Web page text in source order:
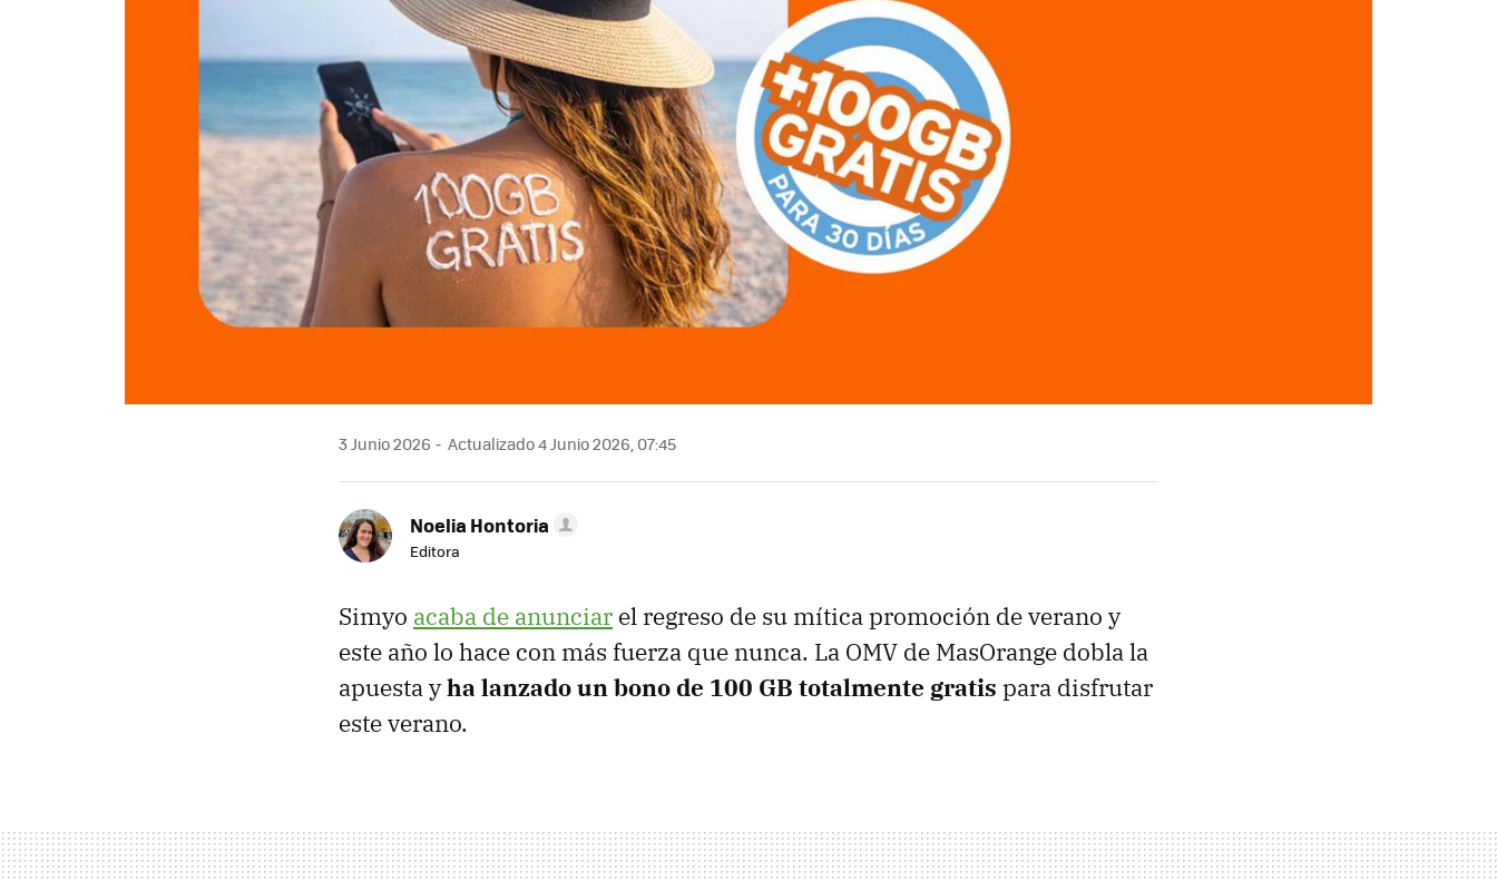
3 Junio 2026 Actualizado 4 Junio 2026, 07:45
Noelia Hontoria
Editora
Simyo acaba de anunciar el regreso de su mítica promoción de verano y
este año lo hace con más fuerza que nunca. La OMV de MasOrange dobla la
apuesta yha lanzado un bono de 100 GB totalmente gratis para disfrutar
este verano.